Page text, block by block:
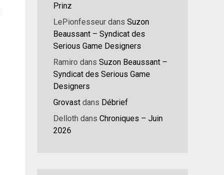
Prinz
LePionfesseur dans Suzon
Beaussant – Syndicat des
Serious Game Designers
Ramiro dans Suzon Beaussant –
Syndicat des Serious Game
Designers
Grovast dans Débrief
Delloth dans Chroniques – Juin
2026